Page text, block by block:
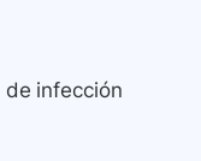
infección